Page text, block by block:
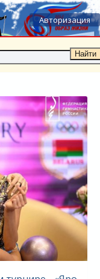
Авторизация
Найти